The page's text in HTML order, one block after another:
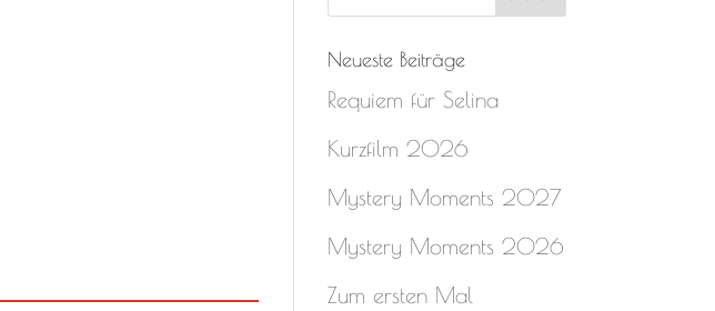
Neueste Beiträge
Requiem für Selina
Kurzfilm 2026
Mystery Moments 2027
Mystery Moments 2026
Zum ersten Mal